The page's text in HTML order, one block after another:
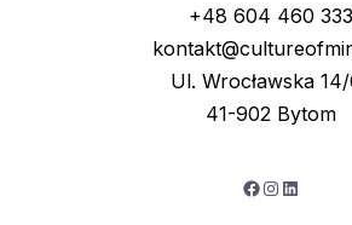
+48 604 460 333
Ul. Wrocławska
41-902 Bytom
Facebook
Instagram
LinkedIn